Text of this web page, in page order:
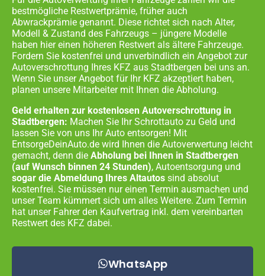
bestmögliche Restwertprämie, früher auch
Abwrackprämie genannt. Diese richtet sich nach Alter,
Modell & Zustand des Fahrzeugs – jüngere Modelle
haben hier einen höheren Restwert als ältere Fahrzeuge.
Fordern Sie kostenfrei und unverbindlich ein Angebot zur
Autoverschrottung Ihres KFZ aus Stadtbergen bei uns an.
Wenn Sie unser Angebot für Ihr KFZ akzeptiert haben,
planen unsere Mitarbeiter mit Ihnen die Abholung.
Geld erhalten zur kostenlosen Autoverschrottung in
Stadtbergen: Machen Sie Ihr Schrottauto zu Geld und
lassen Sie von uns Ihr Auto entsorgen! Mit
EntsorgeDeinAuto.de wird Ihnen die Autoverwertung leicht
gemacht, denn die Abholung bei Ihnen in Stadtbergen
(auf Wunsch binnen 24 Stunden), Autoentsorgung und
sogar die Abmeldung Ihres Altautos sind absolut
kostenfrei. Sie müssen nur einen Termin ausmachen und
unser Team kümmert sich um alles Weitere. Zum Termin
hat unser Fahrer den Kaufvertrag inkl. dem vereinbarten
Restwert des KFZ dabei.
WhatsApp